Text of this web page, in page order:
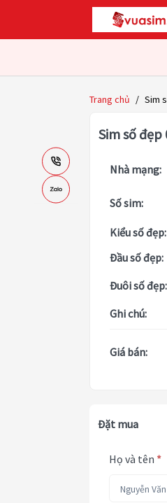
Trang chủ / Sim
Sim số đẹp
Nhà mạng:
Số sim:
Kiểu số đẹp:
Đầu số đẹp:
Đuôi số đẹp:
Ghi chú:
Giá bán:
Đặt mua
Họ và tên *